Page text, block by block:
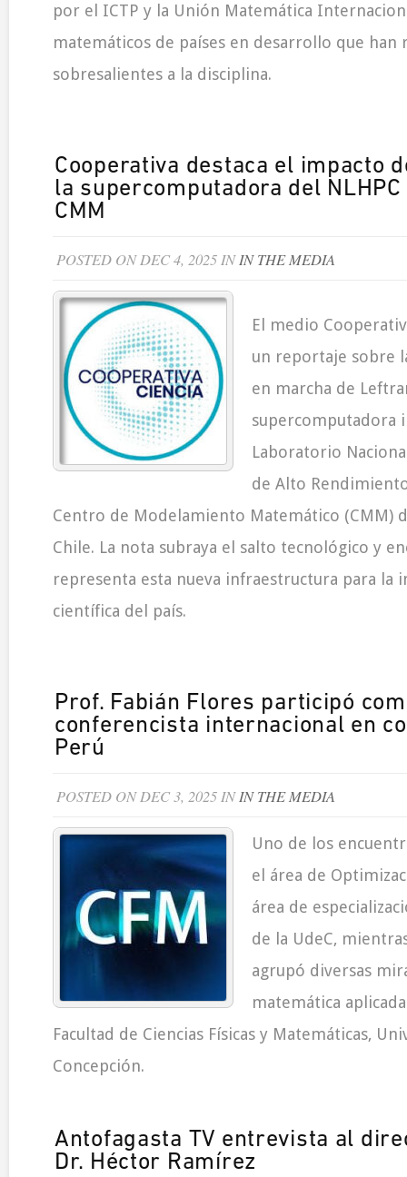
por el ICTP y la Unión Matemática
matemáticos de países en desarrollo que han
sobresalientes a la disciplina.
Cooperativa destaca el impacto
la supercomputadora del
CMM
POSTED ON DEC 4, 2025 ININ THE MEDIA
El medio
un reportaje sobre
en marcha de
supercomputadora
Laboratorio
de Alto
Centro de Modelamiento Matemático (CMM)
Chile. La nota subraya el salto tecnológico y
representa esta nueva infraestructura para la
científica del país.
Prof. Fabián Flores participó
conferencista internacional en
Perú
POSTED ON DEC 3, 2025 ININ THE MEDIA
Uno de los
el área de
área de
de la UdeC,
agrupó diversas
matemática
Facultad de Ciencias Físicas y Matemáticas,
Concepción.
Antofagasta TV entrevista al
Dr. Héctor Ramírez